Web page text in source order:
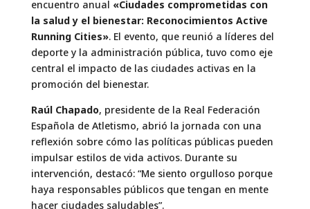
encuentro anual «Ciudades comprometidas con
la salud y el bienestar: Reconocimientos Active
Running Cities». El evento, que reunió a líderes del
deporte y la administración pública, tuvo como eje
central el impacto de las ciudades activas en la
promoción del bienestar.
Raúl Chapado, presidente de la Real Federación
Española de Atletismo, abrió la jornada con una
reflexión sobre cómo las políticas públicas pueden
impulsar estilos de vida activos. Durante su
intervención, destacó: “Me siento orgulloso porque
haya responsables públicos que tengan en mente
hacer ciudades saludables”.